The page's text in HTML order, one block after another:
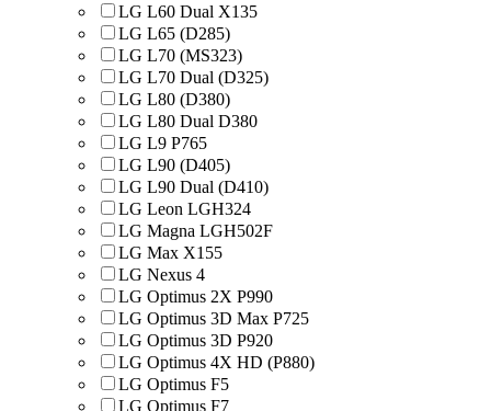
LG L60 Dual X135
LG L65 (D285)
LG L70 (MS323)
LG L70 Dual (D325)
LG L80 (D380)
LG L80 Dual D380
LG L9 P765
LG L90 (D405)
LG L90 Dual (D410)
LG Leon LGH324
LG Magna LGH502F
LG Max X155
LG Nexus 4
LG Optimus 2X P990
LG Optimus 3D Max P725
LG Optimus 3D P920
LG Optimus 4X HD (P880)
LG Optimus F5
LG Optimus F7